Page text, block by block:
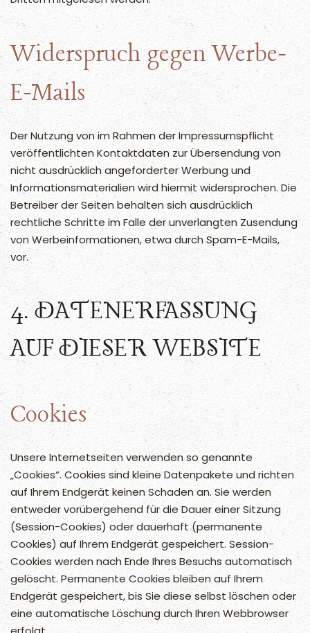
Widerspruch gegen Werbe-
E-Mails
Der Nutzung von im Rahmen der Impressumspflicht
veröffentlichten Kontaktdaten zur Übersendung von
nicht ausdrücklich angeforderter Werbung und
Informationsmaterialien wird hiermit widersprochen. Die
Betreiber der Seiten behalten sich ausdrücklich
rechtliche Schritte im Falle der unverlangten Zusendung
von Werbeinformationen, etwa durch Spam-E-Mails,
vor.
4. DATENERFASSUNG
AUF DIESER WEBSITE
Cookies
Unsere Internetseiten verwenden so genannte
„Cookies“. Cookies sind kleine Datenpakete und richten
auf Ihrem Endgerät keinen Schaden an. Sie werden
entweder vorübergehend für die Dauer einer Sitzung
(Session-Cookies) oder dauerhaft (permanente
Cookies) auf Ihrem Endgerät gespeichert. Session-
Cookies werden nach Ende Ihres Besuchs automatisch
gelöscht. Permanente Cookies bleiben auf Ihrem
Endgerät gespeichert, bis Sie diese selbst löschen oder
eine automatische Löschung durch Ihren Webbrowser